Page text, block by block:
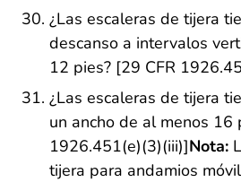
¿Las escaleras de tijera
descanso a intervalos
12 pies? [29 CFR
¿Las escaleras de tijera
un ancho de al menos 16
1926.451(e)(3)(iii)]Nota:
tijera para andamios